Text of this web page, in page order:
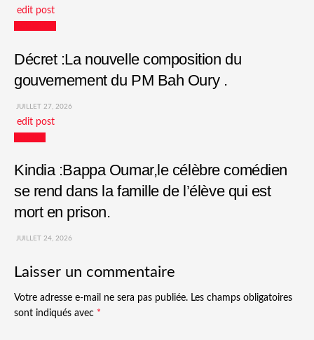
edit post
Décret :La nouvelle composition du
gouvernement du PM Bah Oury .
JUILLET 27, 2026
edit post
Kindia :Bappa Oumar,le célèbre comédien
se rend dans la famille de l’élève qui est
mort en prison.
JUILLET 24, 2026
Laisser un commentaire
Votre adresse e-mail ne sera pas publiée. Les champs obligatoires
sont indiqués avec *